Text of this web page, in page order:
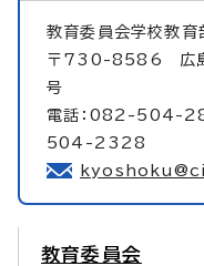
教育委員会学校教
〒730-8586 広島
号
電話：082-504-
504-2328
教育委員会